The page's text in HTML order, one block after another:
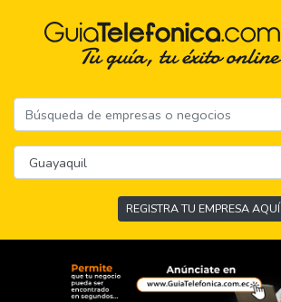
REGISTRA TU EMPRESA AQUÍ